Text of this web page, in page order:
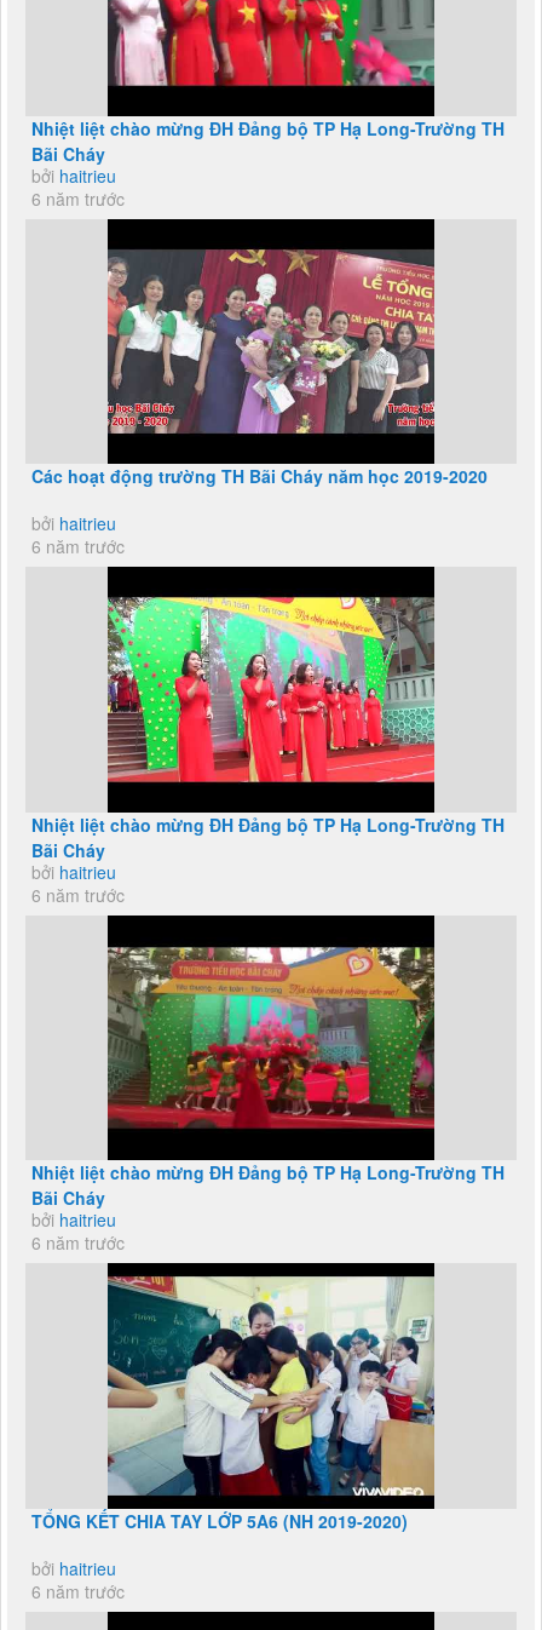
Nhiệt liệt chào mừng ĐH Đảng bộ TP Hạ Long-Trường TH
Bãi Cháy
bởi haitrieu
6 năm trước
Các hoạt động trường TH Bãi Cháy năm học 2019-2020
bởi haitrieu
6 năm trước
Nhiệt liệt chào mừng ĐH Đảng bộ TP Hạ Long-Trường TH
Bãi Cháy
bởi haitrieu
6 năm trước
Nhiệt liệt chào mừng ĐH Đảng bộ TP Hạ Long-Trường TH
Bãi Cháy
bởi haitrieu
6 năm trước
TỔNG KẾT CHIA TAY LỚP 5A6 (NH 2019-2020)
bởi haitrieu
6 năm trước